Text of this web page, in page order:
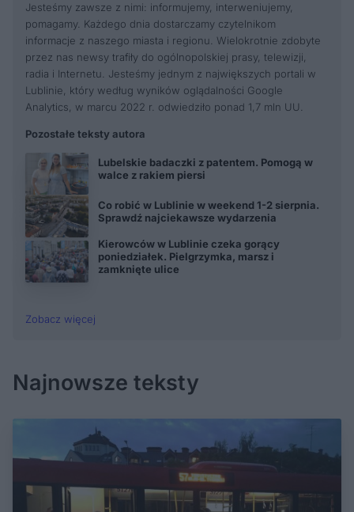
Jesteśmy zawsze z nimi: informujemy, interweniujemy,
pomagamy. Każdego dnia dostarczamy czytelnikom
informacje z naszego miasta i regionu. Wielokrotnie zdobyte
przez nas newsy trafiły do ogólnopolskiej prasy, telewizji,
radia i Internetu. Jesteśmy jednym z największych portali w
Lublinie, który według wyników oglądalności Google
Analytics, w marcu 2022 r. odwiedziło ponad 1,7 mln UU.
Pozostałe teksty autora
Lubelskie badaczki z patentem. Pomogą w
walce z rakiem piersi
Co robić w Lublinie w weekend 1-2 sierpnia.
Sprawdź najciekawsze wydarzenia
Kierowców w Lublinie czeka gorący
poniedziałek. Pielgrzymka, marsz i
zamknięte ulice
Zobacz więcej
Najnowsze teksty